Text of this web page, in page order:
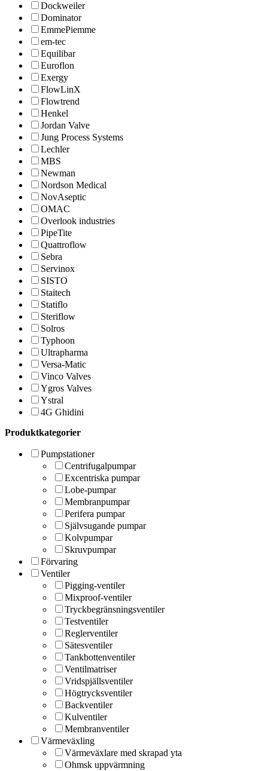
Dockweiler
Dominator
EmmePiemme
em-tec
Equilibar
Euroflon
Exergy
FlowLinX
Flowtrend
Henkel
Jordan Valve
Jung Process Systems
Lechler
MBS
Newman
Nordson Medical
NovAseptic
OMAC
Overlook industries
PipeTite
Quattroflow
Sebra
Servinox
SISTO
Staitech
Statiflo
Steriflow
Solros
Typhoon
Ultrapharma
Versa-Matic
Vinco Valves
Ygros Valves
Ystral
4G Ghidini
Produktkategorier
Pumpstationer
Centrifugalpumpar
Excentriska pumpar
Lobe-pumpar
Membranpumpar
Perifera pumpar
Självsugande pumpar
Kolvpumpar
Skruvpumpar
Förvaring
Ventiler
Pigging-ventiler
Mixproof-ventiler
Tryckbegränsningsventiler
Testventiler
Reglerventiler
Sätesventiler
Tankbottenventiler
Ventilmatriser
Vridspjällsventiler
Högtrycksventiler
Backventiler
Kulventiler
Membranventiler
Värmeväxling
Värmeväxlare med skrapad yta
Ohmsk uppvärmning